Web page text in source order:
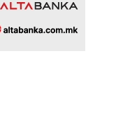
како посебна
нација. Анри
народ, е
а починал на 30